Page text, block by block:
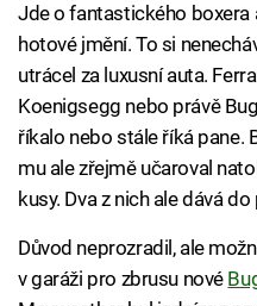
Jde o fantastického boxera
hotové jmění. To si
utrácel za luxusní auta.
Koenigsegg nebo právě
říkalo nebo stále říká pane.
mu ale zřejmě učaroval
kusy. Dva z nich ale dává
Důvod neprozradil, ale
v garáži pro zbrusu nové